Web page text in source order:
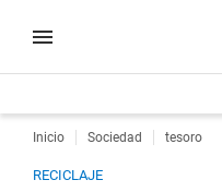
Inicio Sociedad tesoro
RECICLAJE